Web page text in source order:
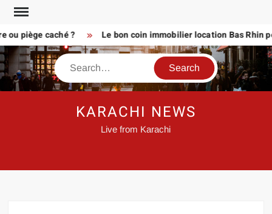
Skip
content
ou piège caché ? Le bon coin immobilier location Bas Rhin
Search
KARACHI NEWS
Live from Karachi